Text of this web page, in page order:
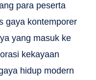
para peserta
gaya kontemporer
yang masuk ke
kekayaan
hidup modern